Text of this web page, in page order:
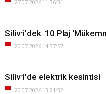
27.07.2026 11:36:31
Silivri'deki 10 Plaj
20.07.2026 14:37:57
Silivri'de elektrik kesintisi
20.07.2026 13:21:32